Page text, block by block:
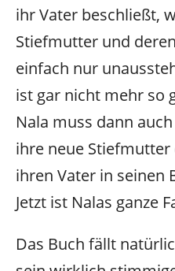
ihr Vater beschließt,
Stiefmutter und
einfach nur
ist gar nicht mehr so
Nala muss dann
ihre neue Stiefmutter
ihren Vater in seinen
Jetzt ist Nalas ganze
Das Buch fällt